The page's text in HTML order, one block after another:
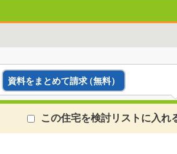
資料をまとめて請求（無料）
この住宅を検討リストに入れ